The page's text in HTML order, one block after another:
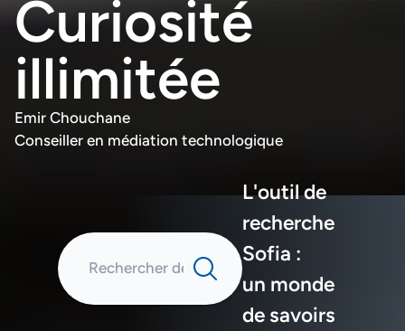
Curiosité
illimitée
Emir Chouchane
Conseiller en médiation technologique
L'outil de
recherche
Sofia :
un monde
de savoirs